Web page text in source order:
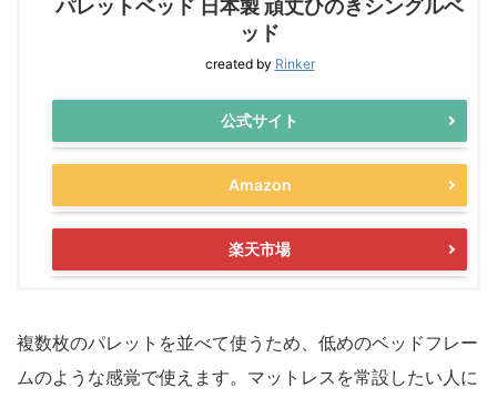
パレットベッド 日本製 頑丈ひのきシングルベ
ッド
created by Rinker
公式サイト
Amazon
楽天市場
複数枚のパレットを並べて使うため、低めのベッドフレー
ムのような感覚で使えます。マットレスを常設したい人に